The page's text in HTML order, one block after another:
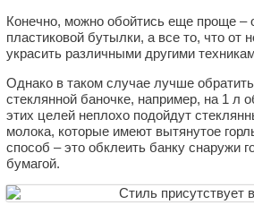
Конечно, можно обойтись еще проще –
пластиковой бутылки, а все то, что от
украсить различными другими
Однако в таком случае лучше
стеклянной баночке, например, на 1 л
этих целей неплохо подойдут
молока, которые имеют вытянутое
способ – это обклеить банку снаружи
бумагой.